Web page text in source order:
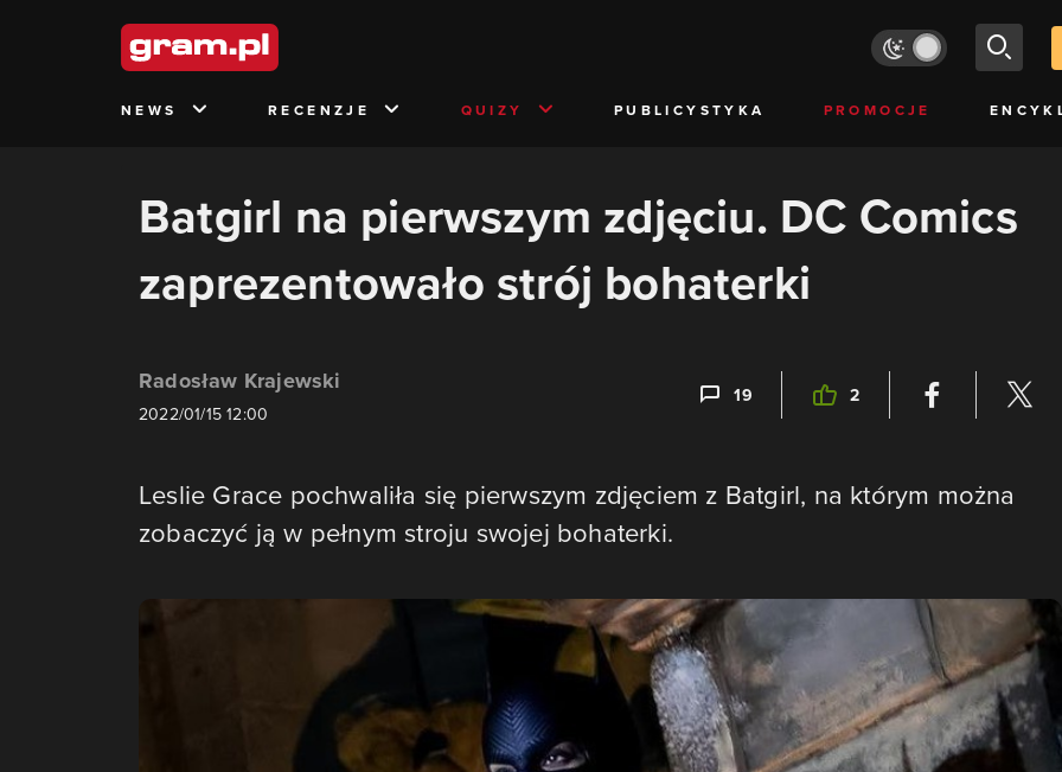
NEWS RECENZJE QUIZY PUBLICYSTYKA PROMOCJE
Batgirl na pierwszym zdjęciu. DC Comics
zaprezentowało strój bohaterki
Radosław Krajewski
2022/01/15 12:00
19 2
Leslie Grace pochwaliła się pierwszym zdjęciem z Batgirl, na którym można
zobaczyć ją w pełnym stroju swojej bohaterki.